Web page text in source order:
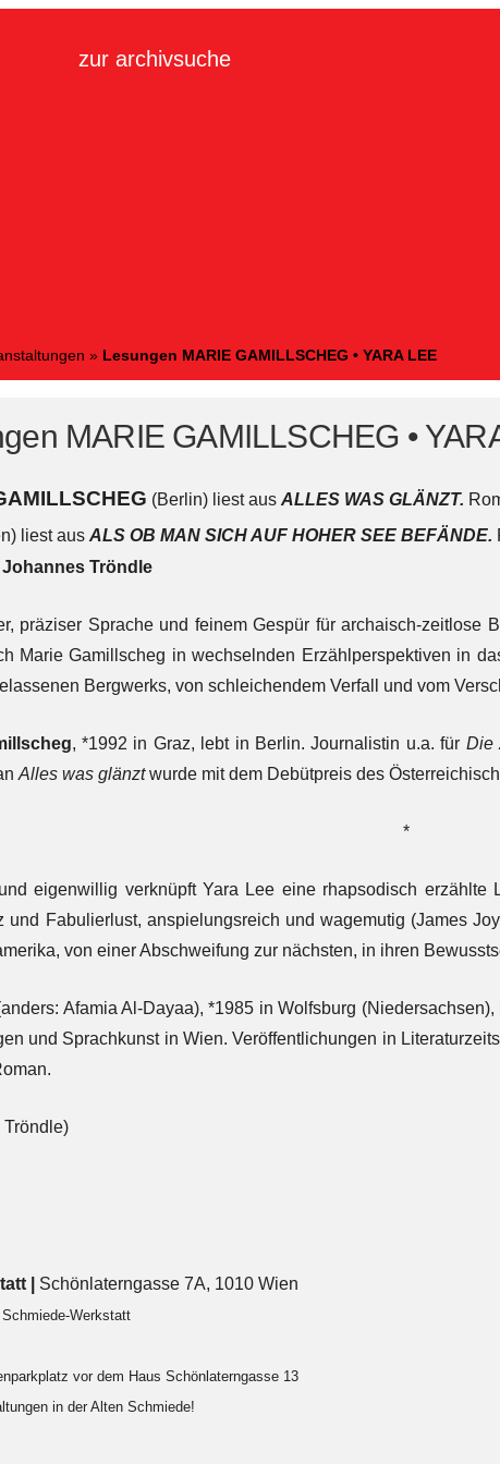
zur archivsuche
» Lesungen MARIE GAMILLSCHEG • YARA LEE
MARIE GAMILLSCHEG •
(Berlin) liest ausALLES WAS GLÄNZT.
liest ausALS OB MAN SICH AUF HOHER SEE BEFÄNDE.
Johannes Tröndle
präziser Sprache und feinem Gespür für archaisch-zeitlose
Marie Gamillscheg in wechselnden Erzählperspektiven in
Bergwerks, von schleichendem Verfall und vom
, *1992 in Graz, lebt in Berlin. Journalistin u.a. für Die
Alles was glänztwurde mit dem Debütpreis des
*
eigenwillig verknüpft Yara Lee eine rhapsodisch erzählte
und Fabulierlust, anspielungsreich und wagemutig (James
von einer Abschweifung zur nächsten, in ihren
Afamia Al-Dayaa), *1985 in Wolfsburg
und Sprachkunst in Wien. Veröffentlichungen in
Tröndle)
| Schönlaterngasse 7A, 1010 Wien
Werkstatt
vor dem Haus Schönlaterngasse 13
in der Alten Schmiede!